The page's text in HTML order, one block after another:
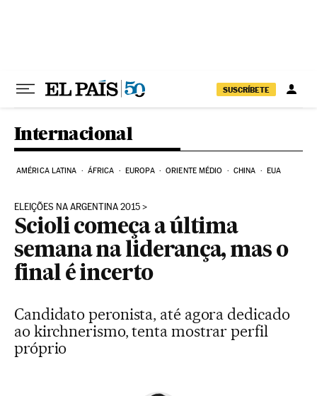
SUSCRÍBETE
Internacional
AMÉRICA LATINA ÁFRICA EUROPA ORIENTE MÉDIO CHINA EUA
ELEIÇÕES NA ARGENTINA 2015
Scioli começa a última
semana na liderança, mas o
final é incerto
Candidato peronista, até agora dedicado
ao kirchnerismo, tenta mostrar perfil
próprio